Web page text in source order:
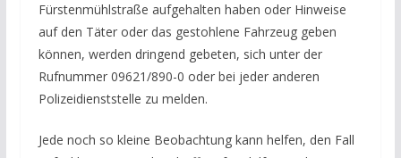
Fürstenmühlstraße aufgehalten haben oder Hinweise
auf den Täter oder das gestohlene Fahrzeug geben
können, werden dringend gebeten, sich unter der
Rufnummer 09621/890-0 oder bei jeder anderen
Polizeidienststelle zu melden.
Jede noch so kleine Beobachtung kann helfen, den Fall